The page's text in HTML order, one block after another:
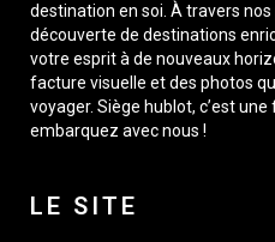
destination en soi. À travers
découverte de destinations
votre esprit à de nouveaux
facture visuelle et des photos
voyager. Siège hublot, c’est
embarquez avec nous !
LE SITE